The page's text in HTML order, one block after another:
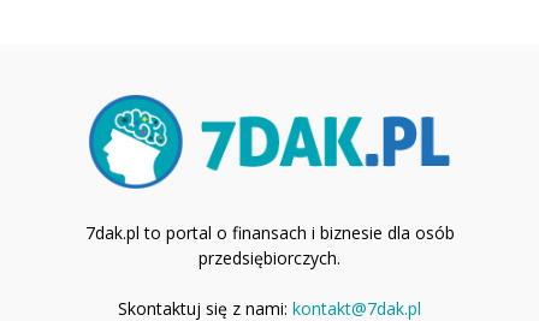
7dak.pl to portal o finansach i biznesie dla osób
przedsiębiorczych.
Skontaktuj się z nami: kontakt@7dak.pl